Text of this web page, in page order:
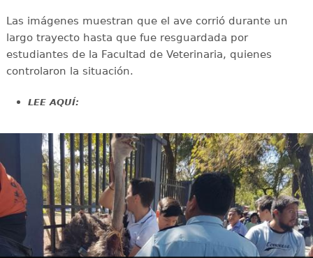
Las imágenes muestran que el ave corrió durante un
largo trayecto hasta que fue resguardada por
estudiantes de la Facultad de Veterinaria, quienes
controlaron la situación.
LEE AQUÍ: